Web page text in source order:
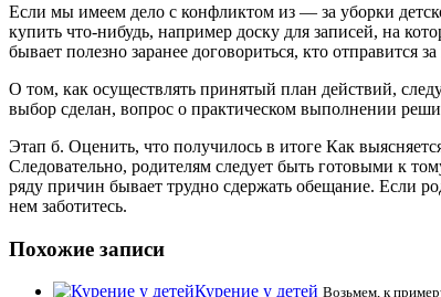
Если мы имеем дело с конфликтом из — за уборки
купить что-нибудь, например доску для записей, на
бывает полезно заранее договориться, кто отправится
О том, как осуществлять принятый план действий,
выбор сделан, вопрос о практическом выполнении
Этап б. Оценить, что получилось в итоге Как
Следовательно, родителям следует быть готовыми к
ряду причин бывает трудно сдержать обещание. Если
нем заботитесь.
Похожие записи
Курение у детей Возьмем, к